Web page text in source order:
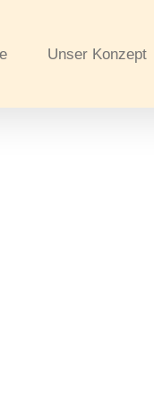
Unser Konzept